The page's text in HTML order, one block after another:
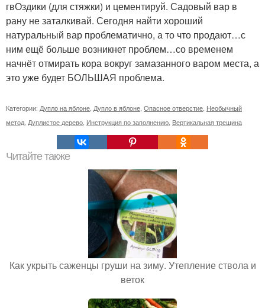
гвОздики (для стяжки) и цементируй. Садовый вар в
рану не заталкивай. Сегодня найти хороший
натуральный вар проблематично, а то что продают…с
ним ещё больше возникнет проблем…со временем
начнёт отмирать кора вокруг замазанного варом места, а
это уже будет БОЛЬШАЯ проблема.
Категории: Дупло на яблоне Дупло в яблоне Опасное отверстие Необычный
метод Дуплистое дерево Инструкция по заполнению Вертикальная трещина
Читайте также
Как укрыть саженцы груши на зиму. Утепление ствола и
веток